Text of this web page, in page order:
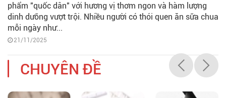
phẩm "quốc dân" với hương vị thơm ngon và hàm lượng
dinh dưỡng vượt trội. Nhiều người có thói quen ăn sữa chua
mỗi ngày như...
21/11/2025
CHUYÊN ĐỀ